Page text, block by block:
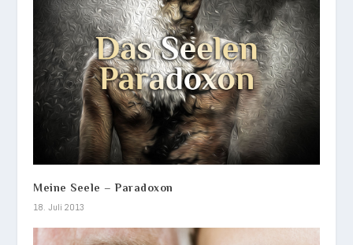
Meine Seele – Paradoxon
18. Juli 2013